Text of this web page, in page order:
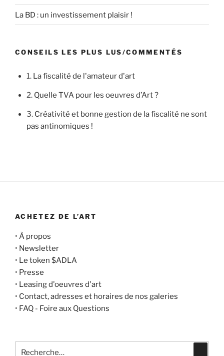
La BD : un investissement plaisir !
CONSEILS LES PLUS LUS/COMMENTÉS
1. La fiscalité de l'amateur d'art
2. Quelle TVA pour les oeuvres d’Art ?
3. Créativité et bonne gestion de la fiscalité ne sont
pas antinomiques !
ACHETEZ DE L’ART
• À propos
• Newsletter
• Le token $ADLA
• Presse
• Leasing d'oeuvres d'art
• Contact, adresses et horaires de nos galeries
• FAQ - Foire aux Questions